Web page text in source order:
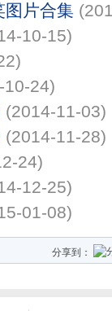
图片合集
10-15)
10-24)
(2014-11-03)
(2014-11-28)
24)
12-25)
01-08)
分享到：